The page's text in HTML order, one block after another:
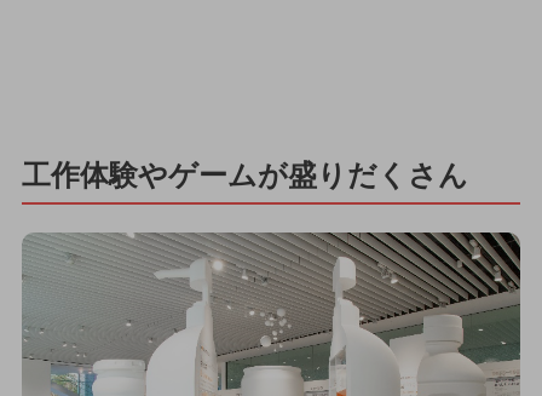
工作体験やゲームが盛りだくさん